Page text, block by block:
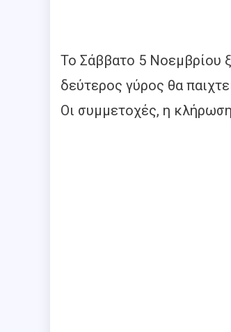
Το Σάββατο 5 Νοεμβρίου
δεύτερος γύρος θα
Οι συμμετοχές, η